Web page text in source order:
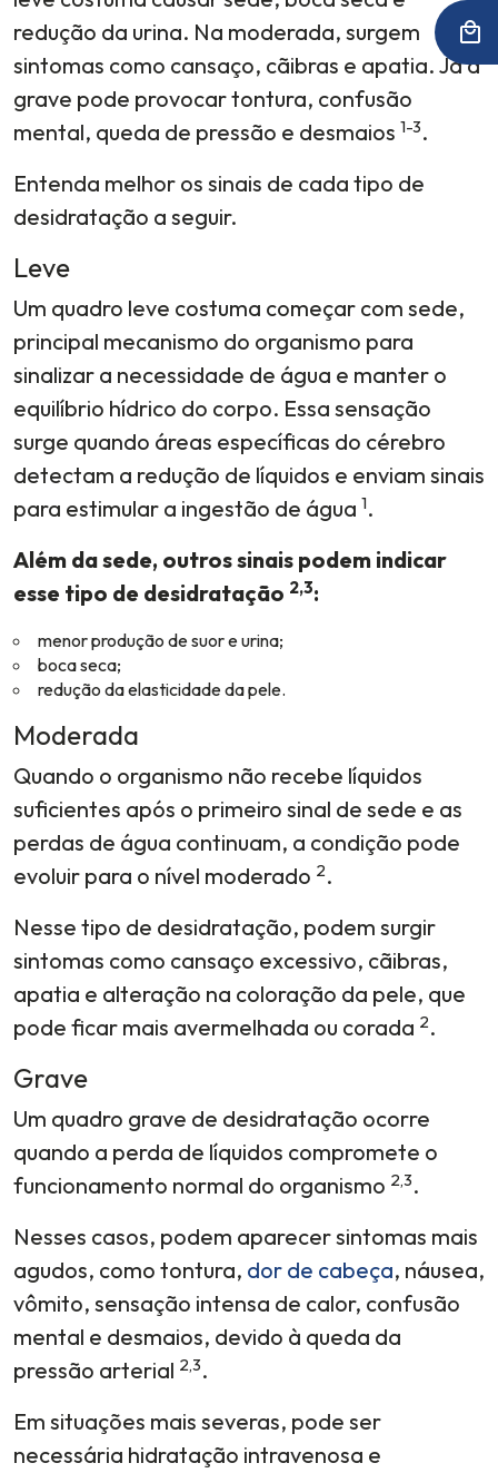
redução da urina. Na moderada, surgem
sintomas como cansaço, cãibras e apatia. Já a
grave pode provocar tontura, confusão
mental, queda de pressão e desmaios 1-3.
Entenda melhor os sinais de cada tipo de
desidratação a seguir.
Leve
Um quadro leve costuma começar com sede,
principal mecanismo do organismo para
sinalizar a necessidade de água e manter o
equilíbrio hídrico do corpo. Essa sensação
surge quando áreas específicas do cérebro
detectam a redução de líquidos e enviam sinais
para estimular a ingestão de água 1.
Além da sede, outros sinais podem indicar
esse tipo de desidratação 2,3:
menor produção de suor e urina;
boca seca;
redução da elasticidade da pele.
Moderada
Quando o organismo não recebe líquidos
suficientes após o primeiro sinal de sede e as
perdas de água continuam, a condição pode
evoluir para o nível moderado 2.
Nesse tipo de desidratação, podem surgir
sintomas como cansaço excessivo, cãibras,
apatia e alteração na coloração da pele, que
pode ficar mais avermelhada ou corada 2.
Grave
Um quadro grave de desidratação ocorre
quando a perda de líquidos compromete o
funcionamento normal do organismo 2,3.
Nesses casos, podem aparecer sintomas mais
agudos, como tontura, dor de cabeça, náusea,
vômito, sensação intensa de calor, confusão
mental e desmaios, devido à queda da
pressão arterial 2,3.
Em situações mais severas, pode ser
necessária hidratação intravenosa e